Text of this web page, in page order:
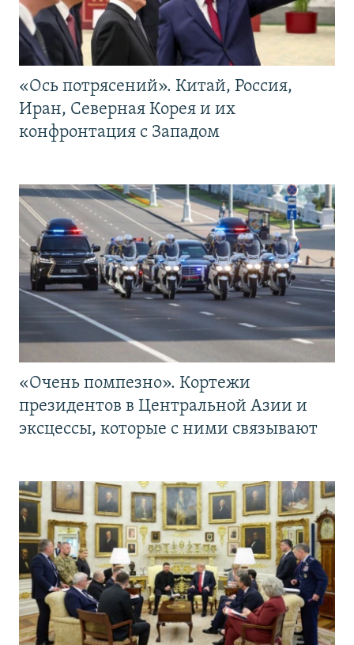
«Ось потрясений». Китай, Россия,
Иран, Северная Корея и их
конфронтация с Западом
«Очень помпезно». Кортежи
президентов в Центральной Азии и
эксцессы, которые с ними связывают